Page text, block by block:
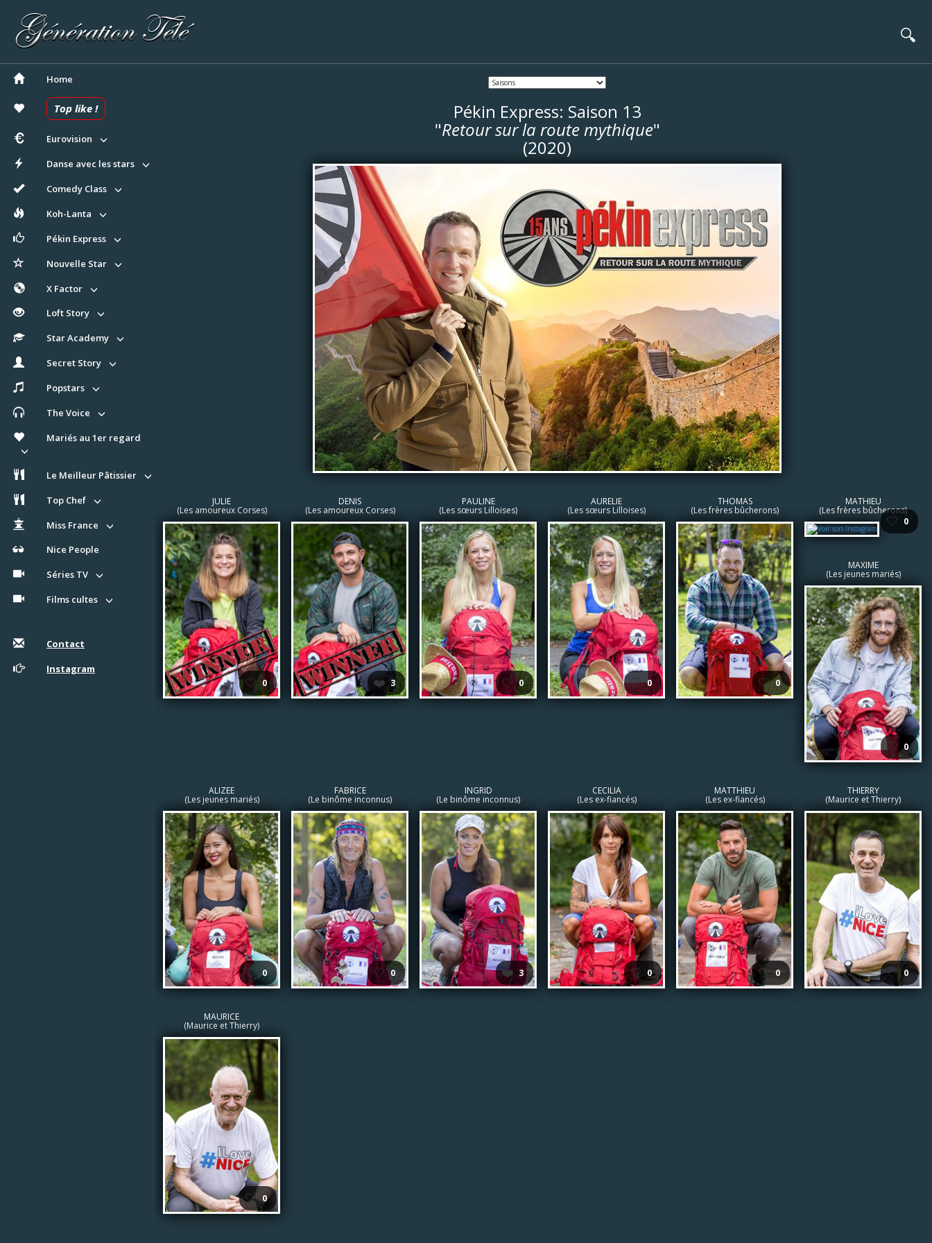
🔍
Home
Top like !
Eurovision
Danse avec les stars
Comedy Class
Koh-Lanta
Pékin Express
Nouvelle Star
X Factor
Loft Story
Star Academy
Secret Story
Popstars
The Voice
Mariés au 1er regard
Le Meilleur Pâtissier
Top Chef
Miss France
Nice People
Séries TV
Films cultes
Contact
Instagram
Pékin Express: Saison 13
"Retour sur la route mythique"
(2020)
JULIE
(Les amoureux Corses)
🤍 0
DENIS
(Les amoureux Corses)
❤️ 3
PAULINE
(Les sœurs Lilloises)
🤍 0
AURELIE
(Les sœurs Lilloises)
🤍 0
THOMAS
(Les frères bûcherons)
🤍 0
MATHIEU
(Les frères bûcherons)
🤍 0
MAXIME
(Les jeunes mariés)
🤍 0
ALIZEE
(Les jeunes mariés)
🤍 0
FABRICE
(Le binôme inconnus)
🤍 0
INGRID
(Le binôme inconnus)
❤️ 3
CECILIA
(Les ex-fiancés)
🤍 0
MATTHIEU
(Les ex-fiancés)
🤍 0
THIERRY
(Maurice et Thierry)
🤍 0
MAURICE
(Maurice et Thierry)
🤍 0